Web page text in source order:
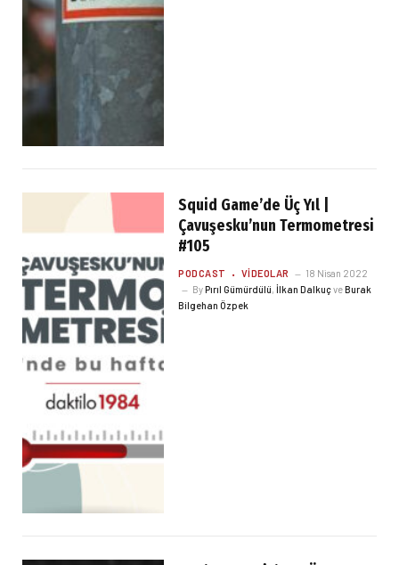
Squid Game’de Üç Yıl |
Çavuşesku’nun Termometresi
#105
PODCAST VIDEOLAR
18 Nisan 2022
ByPırıl Gümürdülü, İlkan DalkuçveBurak
Bilgehan Özpek